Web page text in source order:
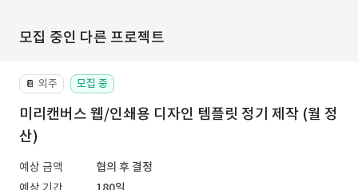
모집 중인 다른 프로젝트
📔 외주 모집 중
미리캔버스 웹/인쇄용 디자인 템플릿 정기 제작 (월 정
산)
예상 금액
협의 후 결정